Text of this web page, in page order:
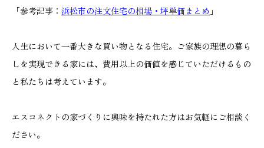
「参考記事： 浜松市の注文住宅の相場・坪単価まとめ 」
人生において一番大きな買い物となる住宅。ご家族の理想の暮ら
しを実現できる家には、費用以上の価値を感じていただけるもの
と私たちは考えています。
エスコネクトの家づくりに興味を持たれた方はお気軽にご相談く
ださい。